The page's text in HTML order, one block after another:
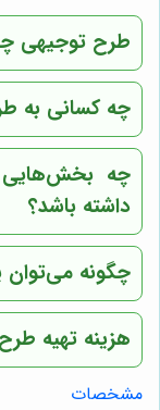
طرح توجیهی
چه کسانی به
چه بخش‌هایی
داشته باشد؟
چگونه
هزینه تهیه
مشخصات